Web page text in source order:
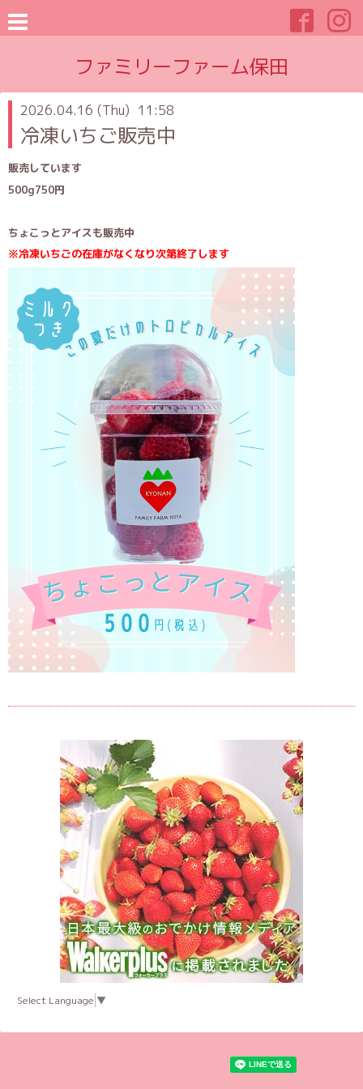
ファミリーファーム保田
2026.04.16 (Thu) 11:58
冷凍いちご販売中
販売しています
500g750円
ちょこっとアイスも販売中
※冷凍いちごの在庫がなくなり次第終了します
Select Language ▼